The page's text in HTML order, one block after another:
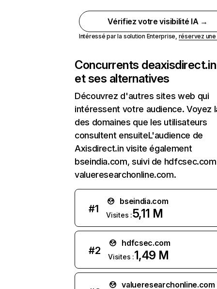
Vérifiez votre visibilité IA →
Intéressé par la solution Enterprise, réservez
Concurrents deaxisdirect.in
et ses alternatives
Découvrez d'autres sites web qui
intéressent votre audience. Voyez
des domaines que les utilisateurs
consultent ensuiteL'audience de
Axisdirect.in visite également
bseindia.com, suivi de
valueresearchonline.com.
#1
bseindia.com
Visites :5,11 M
#2
hdfcsec.com
Visites :1,49 M
valueresearchonline.com